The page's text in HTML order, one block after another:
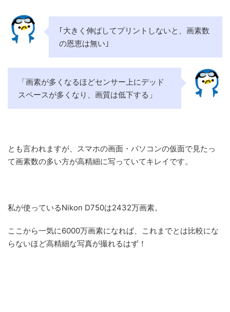
｢大きく伸ばしてプリントしないと、画素数
の恩恵は無い｣
「画素が多くなるほどセンサー上にデッド
スペースが多くなり、画質は低下する」
とも言われますが、スマホの画面・パソコンの仮面で見たっ
て画素数の多い方が高精細に写っていてキレイです。
私が使っているNikon D750は2432万画素。
ここから一気に6000万画素になれば、これまでとは比較にな
らないほど高精細な写真が撮れるはず！